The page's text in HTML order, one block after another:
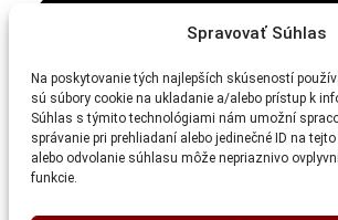
Spravovať Súhlas
Na poskytovanie tých najlepších skúseností
sú súbory cookie na ukladanie a/alebo prístup k
Súhlas s týmito technológiami nám umožní
správanie pri prehliadaní alebo jedinečné ID na
alebo odvolanie súhlasu môže nepriaznivo
funkcie.